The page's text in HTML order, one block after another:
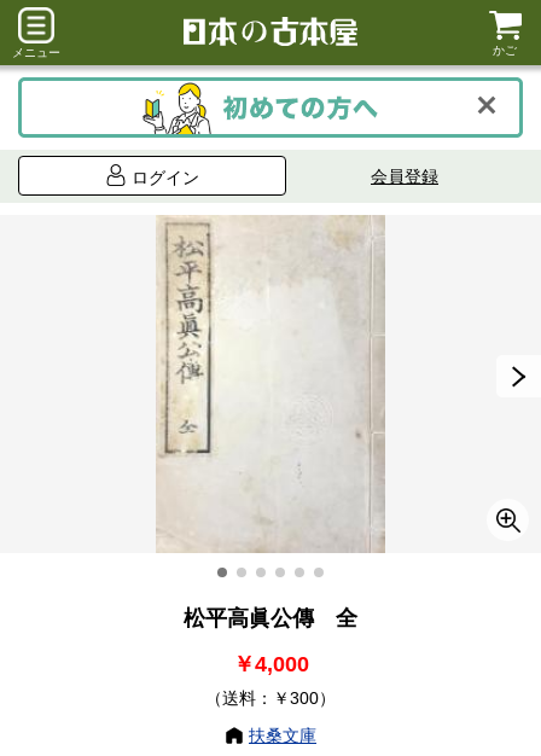
メニュー かご
ログイン 会員登録
松平高眞公傳 全
￥4,000
（送料：￥300）
扶桑文庫